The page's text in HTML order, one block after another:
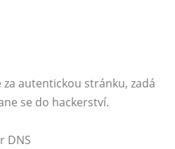
autentickou stránku, zadá
se do hackerství.